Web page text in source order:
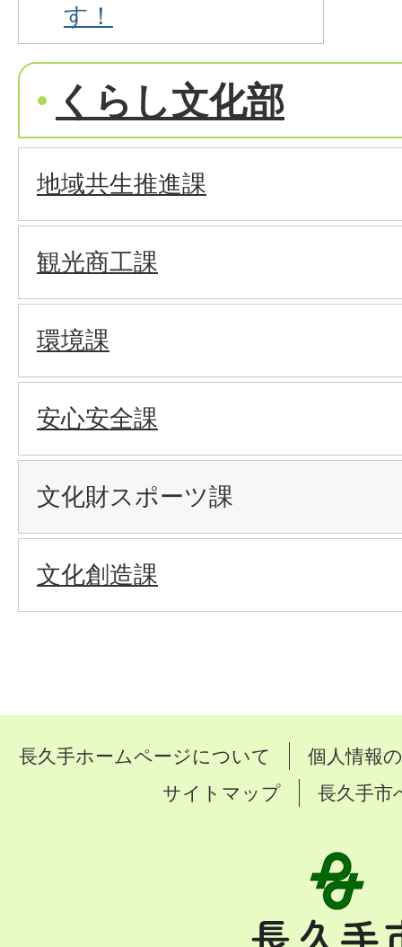
す！
くらし文化部
地域共生推進課
観光商工課
環境課
安心安全課
文化財スポーツ課
文化創造課
長久手ホームページについて
個人情報
サイトマップ
長久手市
手